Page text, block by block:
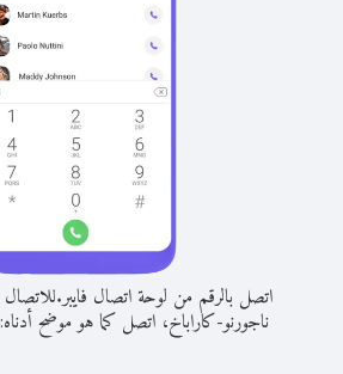
اتصل بالرقم من لوحة اتصال فايبر.للاتصال
ناجورنو-كاراباخ، اتصل كما هو موضح أدناه: